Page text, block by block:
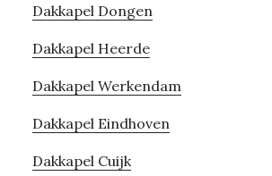
Dakkapel Dongen
Dakkapel Heerde
Dakkapel Werkendam
Dakkapel Eindhoven
Dakkapel Cuijk